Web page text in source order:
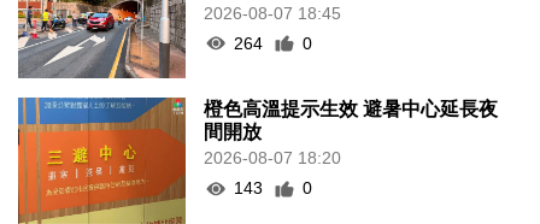
2026-08-07 18:45
264
0
橙色高溫提示生效 避暑中心延長夜
間開放
2026-08-07 18:20
143
0